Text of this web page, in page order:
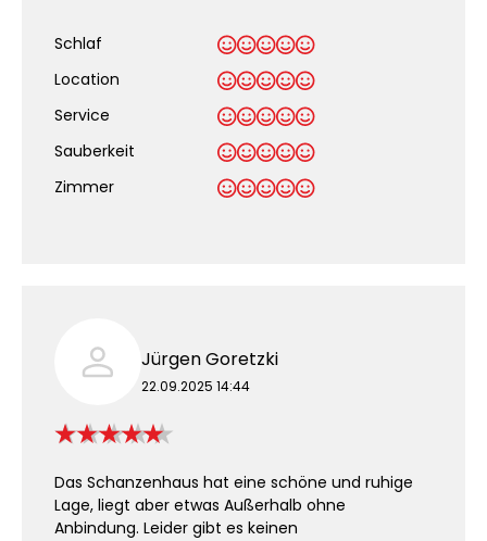
Schlaf
Location
Service
Sauberkeit
Zimmer
Jürgen Goretzki
22.09.2025 14:44
Das Schanzenhaus hat eine schöne und ruhige
Lage, liegt aber etwas Außerhalb ohne
Anbindung. Leider gibt es keinen